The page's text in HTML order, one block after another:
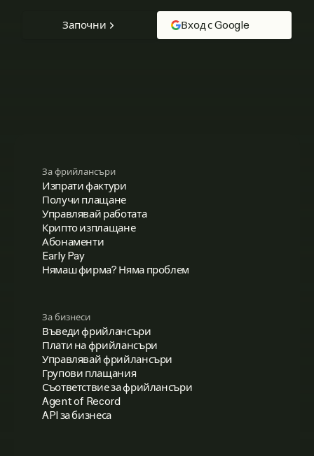
Започни Вход с Google
За фрийлансъри
Изпрати фактури
Получи плащане
Управлявай работата
Крипто изплащане
Абонаменти
Early Pay
Нямаш фирма? Няма проблем
За бизнеси
Въведи фрийлансъри
Плати на фрийлансъри
Управлявай фрийлансъри
Групови плащания
Съответствие за фрийлансъри
Agent of Record
API за бизнеса